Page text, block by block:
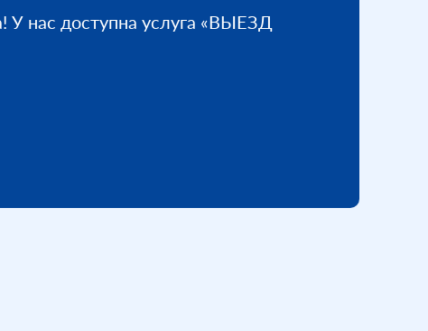
нас доступна услуга «ВЫЕЗД